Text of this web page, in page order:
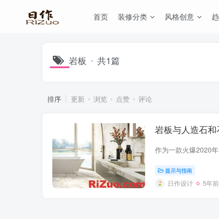
首页 装修分类 风格创意
岩板 共1篇
排序 更新 浏览 点赞 评论
岩板与人造石
提示与指南
日作设计 5年前